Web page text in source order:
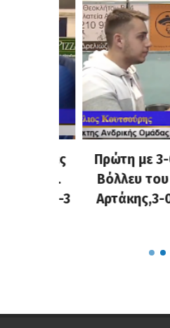
Πρώτη με 3-0
Βόλλευ του
Αρτάκης,3-0